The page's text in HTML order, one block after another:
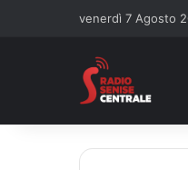
venerdì 7 Agosto